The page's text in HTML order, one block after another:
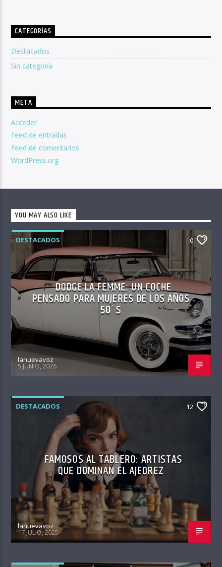
CATEGORÍAS
Destacados
Sin categoría
META
Acceder
Feed de entradas
Feed de comentarios
WordPress.org
YOU MAY ALSO LIKE
DESTACADOS 0
DODGE LA FEMME: UN COCHE
PENSADO PARA MUJERES DE LOS AÑOS
50´S
lanuevavoz
5 JUNIO, 2026
DESTACADOS 12
FAMOSOS AL TABLERO: ARTISTAS
QUE DOMINAN EL AJEDREZ
lanuevavoz
17 JULIO, 2025